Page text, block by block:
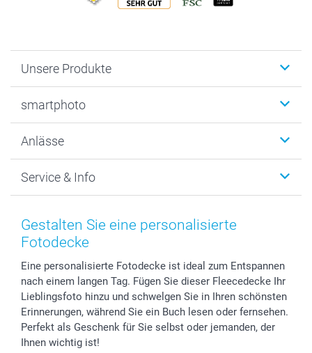
Unsere Produkte
Fotogeschenke
MyNameBook
Fotoabzüge, Fotos als Buch & Poster
Zubehör & Material
Foto-Kalender & Agenden
Geschenk-Gutscheine (PDF)
smartphoto
Warum smartphoto
Datenschutz
AGB
Impressum
Partnerprogramme
Investor Relations
B2B smartbusiness
Widerrufsrecht
Anlässe
Neujahr
Muttertag
Vatertag
Hochzeit
Geburtstag
Geburt
Zu allen Anlässen
Service & Info
Preise und Versandkosten
Lieferfristen
Zahlungsmöglichkeiten
Anmelden /Registrieren
Sitemap
Status der Bestellung
smartfriends
Gestalten Sie eine personalisierte
Fotodecke
Eine personalisierte Fotodecke ist ideal zum Entspannen
nach einem langen Tag. Fügen Sie dieser Fleecedecke Ihr
Lieblingsfoto hinzu und schwelgen Sie in Ihren schönsten
Erinnerungen, während Sie ein Buch lesen oder fernsehen.
Perfekt als Geschenk für Sie selbst oder jemanden, der
Ihnen wichtig ist!